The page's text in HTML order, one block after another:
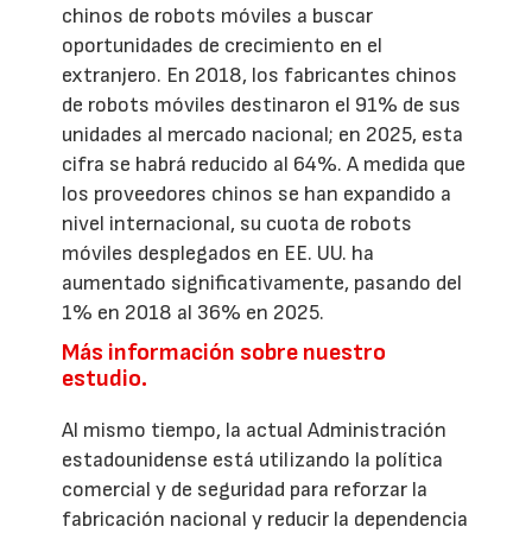
chinos de robots móviles a buscar
oportunidades de crecimiento en el
extranjero. En 2018, los fabricantes chinos
de robots móviles destinaron el 91% de sus
unidades al mercado nacional; en 2025, esta
cifra se habrá reducido al 64%. A medida que
los proveedores chinos se han expandido a
nivel internacional, su cuota de robots
móviles desplegados en EE. UU. ha
aumentado significativamente, pasando del
1% en 2018 al 36% en 2025.
Más información sobre nuestro
estudio.
Al mismo tiempo, la actual Administración
estadounidense está utilizando la política
comercial y de seguridad para reforzar la
fabricación nacional y reducir la dependencia